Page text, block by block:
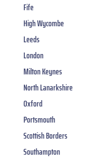
Fife
High Wycombe
Leeds
London
Milton Keynes
North Lanarkshire
Oxford
Portsmouth
Scottish Borders
Southampton